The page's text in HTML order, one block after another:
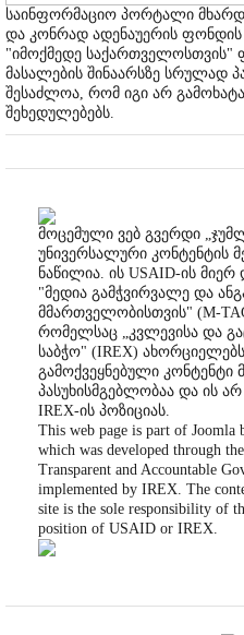
საინფორმაციო პორტალი
და კონრად ადენაუერის ფონდის
"იმოქმედე საქართველოსთვის"
მასალების შინაარსზე სრულად
შესაძლოა, რომ იგი არ
შეხედულებებს.
მოცემული ვებ გვერდი
უნივერსალური კონტენტის
ნაწილია. ის USAID-ის
"მედია გამჭვირვალე და
მმართველობისთვის" (M-
რომელსაც „კვლევისა და
საბჭო" (IREX)
გამოქვეყნებული
პასუხისმგებლობაა და ის
IREX-ის პოზიციას.
This web page is part of Joomla
which was developed through
Transparent and Accountable
implemented by IREX. The
site is the sole responsibility of
position of USAID or IREX.